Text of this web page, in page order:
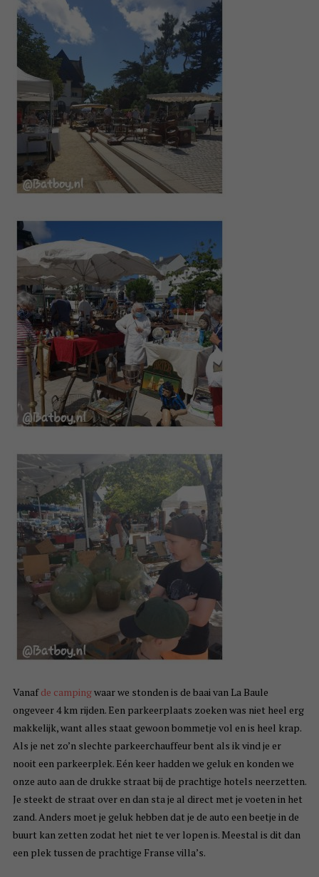
Vanafde campingwaar we stonden is de baai van La Baule
ongeveer 4 km rijden. Een parkeerplaats zoeken was niet heel erg
makkelijk, want alles staat gewoon bommetje vol en is heel krap.
Als je net zo’n slechte parkeerchauffeur bent als ik vind je er
nooit een parkeerplek. Eén keer hadden we geluk en konden we
onze auto aan de drukke straat bij de prachtige hotels neerzetten.
Je steekt de straat over en dan sta je al direct met je voeten in het
zand. Anders moet je geluk hebben dat je de auto een beetje in de
buurt kan zetten zodat het niet te ver lopen is. Meestal is dit dan
een plek tussen de prachtige Franse villa’s.